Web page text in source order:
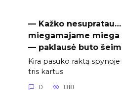
— Kažko
miegamajame miega
— paklausė buto
Kira pasuko raktą
tris kartus
0 818